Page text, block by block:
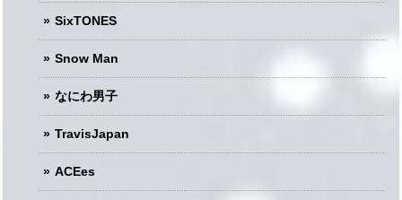
SixTONES
Snow Man
なにわ男子
TravisJapan
ACEes